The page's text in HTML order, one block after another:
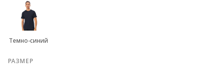
Темно-синий
РАЗМЕР